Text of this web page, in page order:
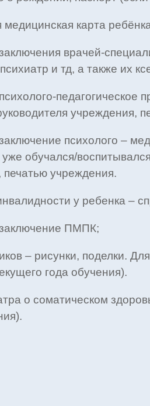
карта
врачей-
и тд, а также их
педагогическое
учреждения,
психолого –
обучался/
печатью учреждения.
у ребенка –
ПМПК;
– рисунки, поделки.
года обучения).
о соматическом